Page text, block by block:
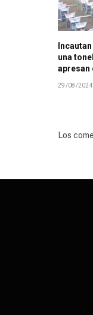
una
apresan
29/08/2024
Los